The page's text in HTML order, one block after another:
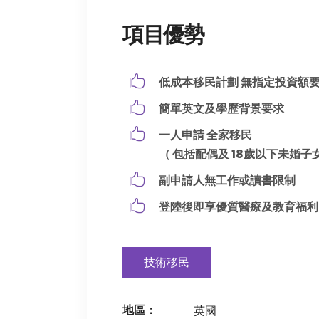
項目優勢
低成本移民計劃 無指定投資額
簡單英文及學歷背景要求
一人申請 全家移民
（ 包括配偶及 18歲以下未婚子
副申請人無工作或讀書限制
登陸後即享優質醫療及教育福利
技術移民
地區： 英國